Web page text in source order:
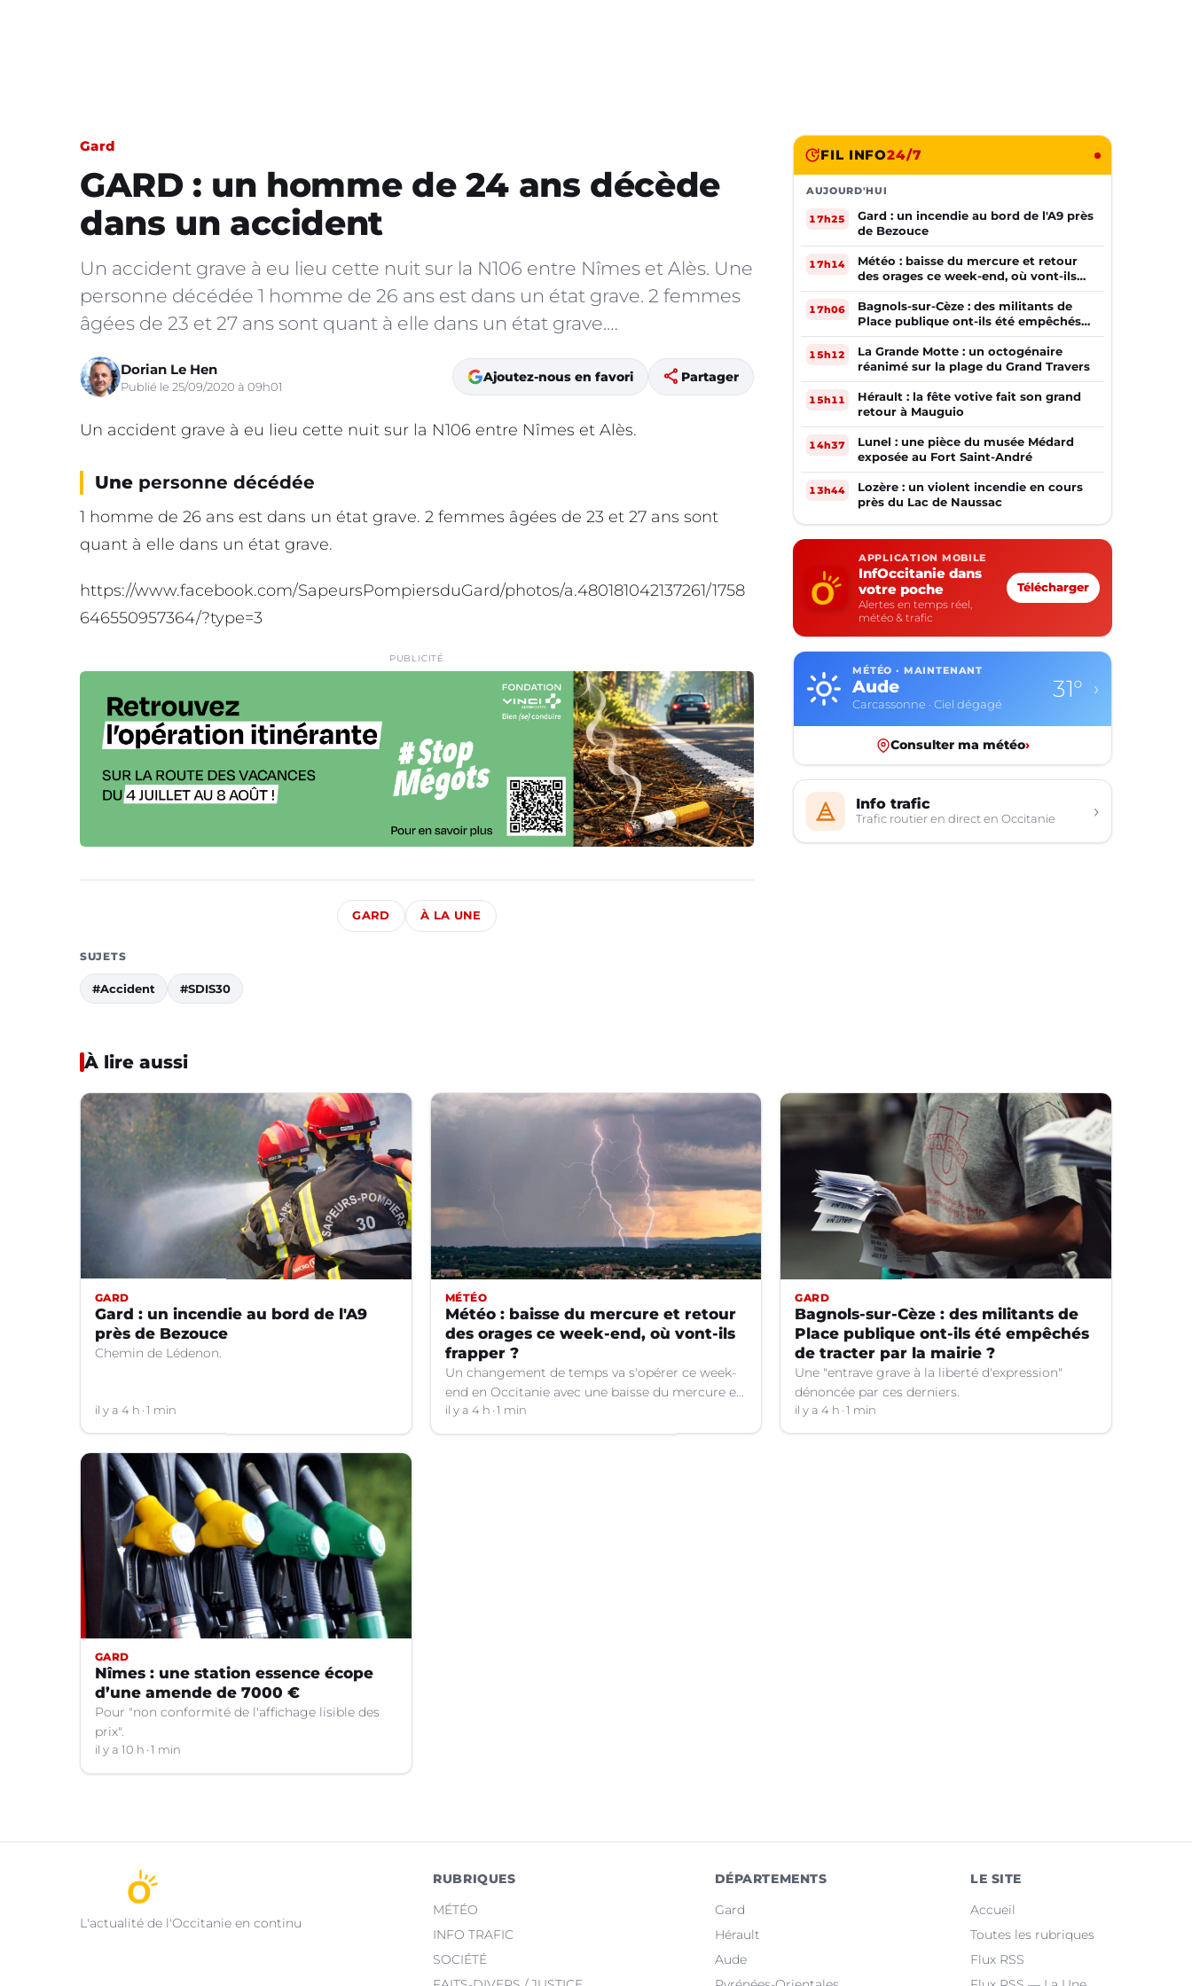
Gard
GARD : un homme de 24 ans décède
dans un accident
Un accident grave à eu lieu cette nuit sur la N106 entre Nîmes et Alès. Une
personne décédée 1 homme de 26 ans est dans un état grave. 2 femmes
âgées de 23 et 27 ans sont quant à elle dans un état grave.…
Dorian Le Hen
Publié le 25/09/2020 à 09h01
Ajoutez-nous en favori share Partager
Un accident grave à eu lieu cette nuit sur la N106 entre Nîmes et Alès.
Une personne décédée
1 homme de 26 ans est dans un état grave. 2 femmes âgées de 23 et 27 ans sont
quant à elle dans un état grave.
https://www.facebook.com/SapeursPompiersduGard/photos/a.480181042137261/1758
646550957364/?type=3
PUBLICITÉ
GARD À LA UNE
SUJETS
#Accident #SDIS30
FIL INFO24/7
AUJOURD'HUI
17h25
Gard : un incendie au bord de l'A9 près
de Bezouce
17h14
Météo : baisse du mercure et retour
des orages ce week-end, où vont-ils
frapper ?
17h06
Bagnols-sur-Cèze : des militants de
Place publique ont-ils été empêchés
de tracter par la mairie ?
15h12
La Grande Motte : un octogénaire
réanimé sur la plage du Grand Travers
15h11
Hérault : la fête votive fait son grand
retour à Mauguio
14h37
Lunel : une pièce du musée Médard
exposée au Fort Saint-André
13h44
Lozère : un violent incendie en cours
près du Lac de Naussac
APPLICATION MOBILE
InfOccitanie dans
votre poche
Alertes en temps réel,
météo & trafic
Télécharger
MÉTÉO · MAINTENANT
Aude
Carcassonne · Ciel dégagé
31° ›
Consulter ma météo›
Info trafic
Trafic routier en direct en Occitanie ›
À lire aussi
GARD
Gard : un incendie au bord de l'A9
près de Bezouce
Chemin de Lédenon.
il y a 4 h 1 min
MÉTÉO
Météo : baisse du mercure et retour
des orages ce week-end, où vont-ils
frapper ?
Un changement de temps va s'opérer ce week-
end en Occitanie avec une baisse du mercure et
le retour d'orages dans certains départements.
il y a 4 h 1 min
GARD
Bagnols-sur-Cèze : des militants de
Place publique ont-ils été empêchés
de tracter par la mairie ?
Une "entrave grave à la liberté d'expression"
dénoncée par ces derniers.
il y a 4 h 1 min
GARD
Nîmes : une station essence écope
d’une amende de 7000 €
Pour "non conformité de l'affichage lisible des
prix".
il y a 10 h 1 min
L'actualité de l'Occitanie en continu
RUBRIQUES
MÉTÉO
INFO TRAFIC
SOCIÉTÉ
DÉPARTEMENTS
Gard
Hérault
Aude
LE SITE
Accueil
Toutes les rubriques
Flux RSS